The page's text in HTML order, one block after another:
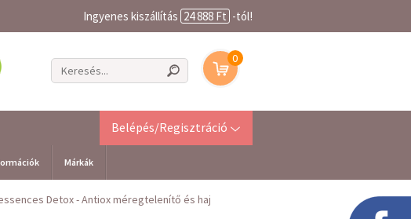
Ingyenes kiszállítás 24 888 Ft -tól!
0
Belépés/Regisztráció
Márkák
Detox - Antiox méregtelenítő és haj